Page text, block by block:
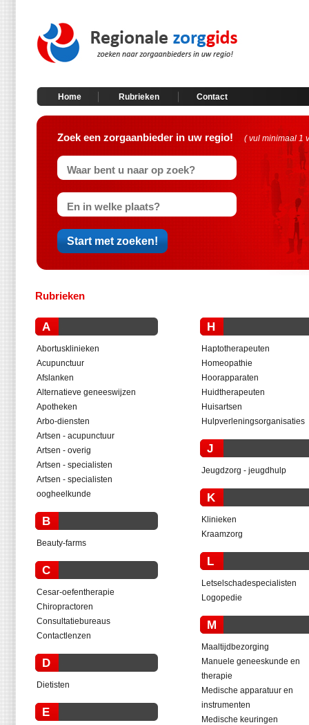
Home Rubrieken Contact
Zoek een zorgaanbieder in uw regio! ( vul minimaal 1
Rubrieken
A
Abortusklinieken
Acupunctuur
Afslanken
Alternatieve geneeswijzen
Apotheken
Arbo-diensten
Artsen - acupunctuur
Artsen - overig
Artsen - specialisten
Artsen - specialisten
oogheelkunde
B
Beauty-farms
C
Cesar-oefentherapie
Chiropractoren
Consultatiebureaus
Contactlenzen
D
Dietisten
E
H
Haptotherapeuten
Homeopathie
Hoorapparaten
Huidtherapeuten
Huisartsen
Hulpverleningsorganisaties
J
Jeugdzorg - jeugdhulp
K
Klinieken
Kraamzorg
L
Letselschadespecialisten
Logopedie
M
Maaltijdbezorging
Manuele geneeskunde en
therapie
Medische apparatuur en
instrumenten
Medische keuringen